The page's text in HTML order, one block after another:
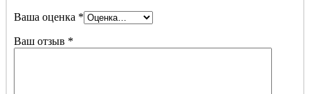
Ваша оценка *
Ваш отзыв *